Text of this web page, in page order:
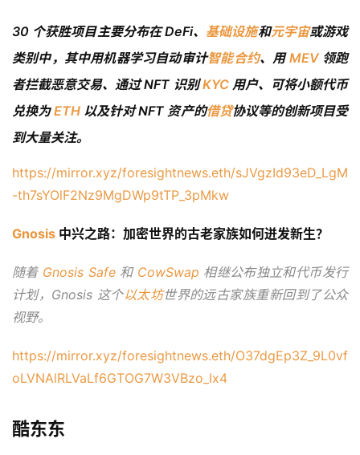
30 个获胜项目主要分布在 DeFi、 基础设施和元宇宙或游戏
类别中，其中用机器学习自动审计智能合约、用MEV领跑
者拦截恶意交易、通过 NFT 识别KYC用户、可将小额代币
兑换为ETH 以及针对 NFT 资产的借贷协议等的创新项目受
到大量关注。
https://mirror.xyz/foresightnews.eth/sJVgzId93eD_LgM
-th7sYOlF2Nz9MgDWp9tTP_3pMkw
Gnosis 中兴之路：加密世界的古老家族如何迸发新生？
随着 Gnosis Safe 和 CowSwap 相继公布独立和代币发行
计划，Gnosis 这个以太坊世界的远古家族重新回到了公众
视野。
https://mirror.xyz/foresightnews.eth/O37dgEp3Z_9L0vf
oLVNAlRLVaLf6GTOG7W3VBzo_Ix4
酷东东